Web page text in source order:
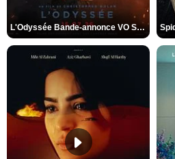
L'Odyssée Bande-annonce VO STFR